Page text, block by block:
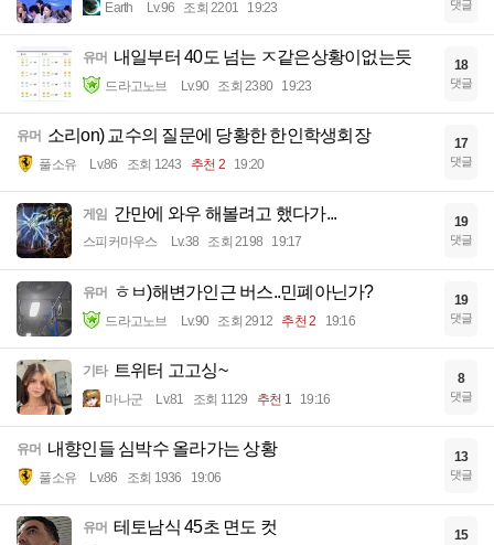
Earth Lv.96 조회 2201 19:23 댓글
유머 내일부터 40도 넘는 ㅈ같은상황이없는듯
드라고노브 Lv.90 조회 2380 19:23
18
댓글
유머 소리on) 교수의 질문에 당황한 한인학생회장
풀소유 Lv.86 조회 1243 추천 2 19:20
17
댓글
게임 간만에 와우 해볼려고 했다가...
스피커마우스 Lv.38 조회 2198 19:17
19
댓글
유머 ㅎㅂ)해변가인근 버스..민폐아닌가?
드라고노브 Lv.90 조회 2912 추천 2 19:16
19
댓글
기타 트위터 고고싱~
마나군 Lv.81 조회 1129 추천 1 19:16
8
댓글
유머 내향인들 심박수 올라가는 상황
풀소유 Lv.86 조회 1936 19:06
13
댓글
유머 테토남식 45초 면도 컷 15